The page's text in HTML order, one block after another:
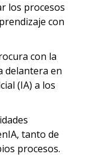
los procesos
con
con la
delantera en
(IA) a los
tanto de
procesos.